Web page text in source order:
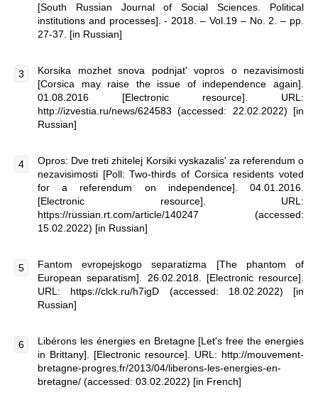
[South Russian Journal of Social Sciences. Political
institutions and processes]. - 2018. – Vol.19 – No. 2. – pp.
27-37. [in Russian]
Korsika mozhet snova podnjat' vopros o nezavisimosti
[Corsica may raise the issue of independence again].
01.08.2016 [Electronic resource]. URL:
http://izvestia.ru/news/624583 (accessed: 22.02.2022) [in
Russian]
Opros: Dve treti zhitelej Korsiki vyskazalis' za referendum o
nezavisimosti [Poll: Two-thirds of Corsica residents voted
for a referendum on independence]. 04.01.2016.
[Electronic resource]. URL:
https://russian.rt.com/article/140247 (accessed:
15.02.2022) [in Russian]
Fantom evropejskogo separatizma [The phantom of
European separatism]. 26.02.2018. [Electronic resource].
URL: https://clck.ru/h7igD (accessed: 18.02.2022) [in
Russian]
Libérons les énergies en Bretagne [Let's free the energies
in Brittany]. [Electronic resource]. URL: http://mouvement-
bretagne-progres.fr/2013/04/liberons-les-energies-en-
bretagne/ (accessed: 03.02.2022) [in French]